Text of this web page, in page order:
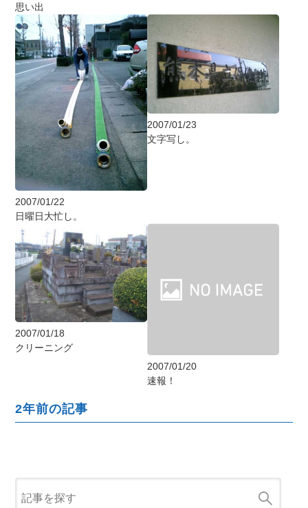
思い出
2007/01/22
日曜日大忙し。
2007/01/23
文字写し。
2007/01/18
クリーニング
2007/01/20
速報！
2年前の記事